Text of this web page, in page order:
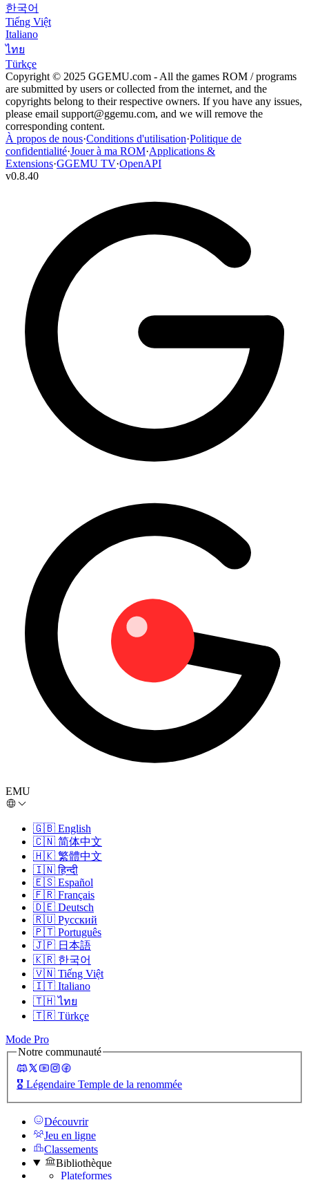
한국어
Tiếng Việt
Italiano
ไทย
Türkçe
Copyright © 2025 GGEMU.com - All the games ROM / programs
are submitted by users or collected from the internet, and the
copyrights belong to their respective owners. If you have any issues,
please email support@ggemu.com, and we will remove the
corresponding content.
À propos de nous·Conditions d'utilisation·Politique de
confidentialité·Jouer à ma ROM·Applications &
Extensions·GGEMU TV·OpenAPI
v0.8.40
EMU
🇬🇧 English
🇨🇳 简体中文
🇭🇰 繁體中文
🇮🇳 हिन्दी
🇪🇸 Español
🇫🇷 Français
🇩🇪 Deutsch
🇷🇺 Русский
🇵🇹 Português
🇯🇵 日本語
🇰🇷 한국어
🇻🇳 Tiếng Việt
🇮🇹 Italiano
🇹🇭 ไทย
🇹🇷 Türkçe
Mode Pro
Notre communauté
🎖️ Légendaire Temple de la renommée
Découvrir
Jeu en ligne
Classements
Bibliothèque
Plateformes